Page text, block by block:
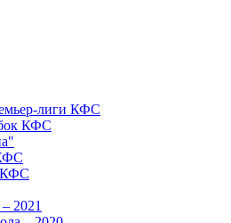
лиги КФС
КФС
КФС
2021